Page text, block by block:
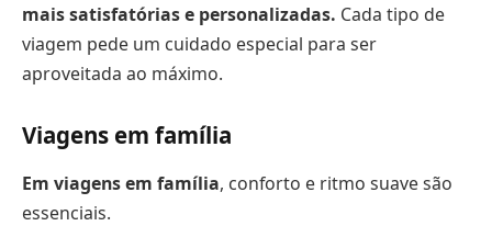
mais satisfatórias e personalizadas. Cada tipo de
viagem pede um cuidado especial para ser
aproveitada ao máximo.
Viagens em família
Em viagens em família, conforto e ritmo suave são
essenciais.